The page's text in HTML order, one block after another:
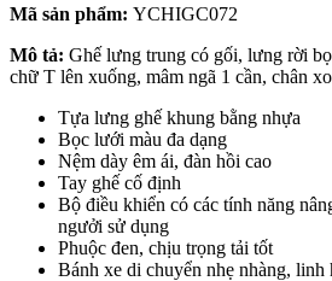
Mã sản phẩm: YCHIGC072
Mô tả: Ghế lưng trung có gối, lưng rời
chữ T lên xuống, mâm ngã 1 cần, chân
Tựa lưng ghế khung bằng nhựa
Bọc lưới màu đa dạng
Nệm dày êm ái, đàn hồi cao
Tay ghế cố định
Bộ điều khiển có các tính năng
ngưởi sử dụng
Phuộc đen, chịu trọng tải tốt
Bánh xe di chuyển nhẹ nhàng, linh